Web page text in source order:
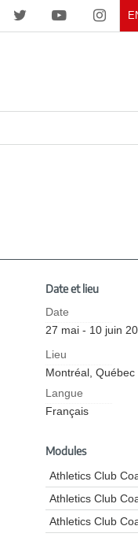
Date et lieu
Date
27 mai - 10 juin
Lieu
Montréal, Québec
Langue
Français
Modules
Athletics Club
Athletics Club
Athletics Club